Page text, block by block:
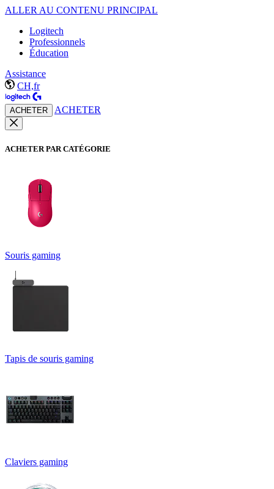
ALLER AU CONTENU PRINCIPAL
Logitech
Professionnels
Éducation
Assistance
CH,fr
ACHETER ACHETER
ACHETER PAR CATÉGORIE
Souris gaming
Tapis de souris gaming
Claviers gaming